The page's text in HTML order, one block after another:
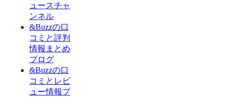
ュースチャ
ンネル
&Buzzの口
コミと評判
情報まとめ
ブログ
&Buzzの口
コミとレビ
ュー情報ブ